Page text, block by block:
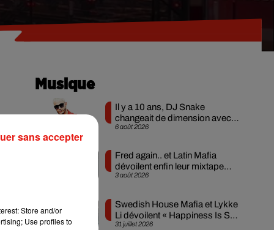
Musique
6 août 2026
Il y a 10 ans, DJ Snake
changeait de dimension avec
son premier...
3 août 2026
Fred again.. et Latin Mafia
dévoilent enfin leur mixtape
créée en...
31 juillet 2026
Swedish House Mafia et Lykke
Li dévoilent « Happiness Is So
Sad »
Store and/or
Use profiles to
sans accepter